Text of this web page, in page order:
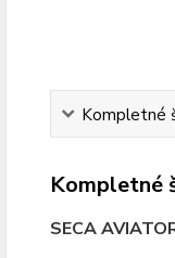
Kompletné
Kompletné
SECA